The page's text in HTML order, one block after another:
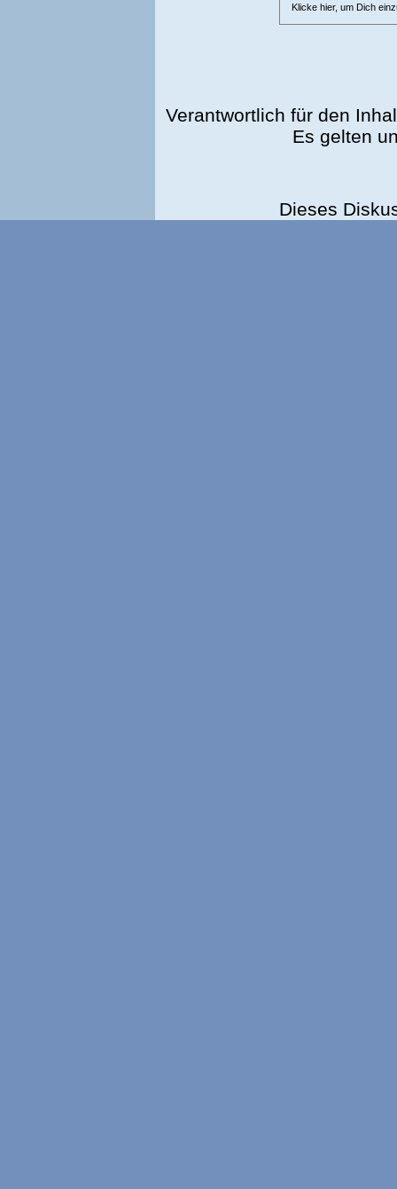
Klicke hier, um Dich
Verantwortlich für den
Es gelten
Dieses